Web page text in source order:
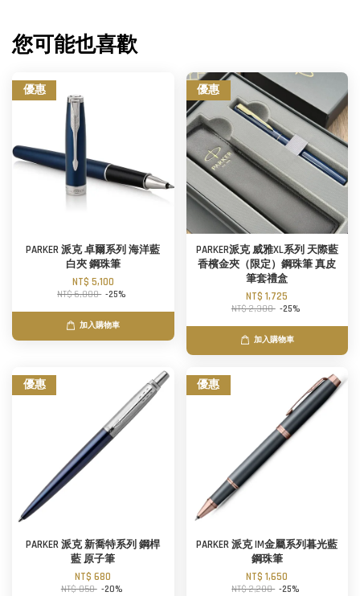
您可能也喜歡
優惠
PARKER 派克 卓爾系列 海洋藍
白夾 鋼珠筆
NT$ 5,100
NT$ 6,800 -25%
加入購物車
優惠
PARKER派克 威雅XL系列 天際藍
香檳金夾（限定）鋼珠筆 真皮
筆套禮盒
NT$ 1,725
NT$ 2,300 -25%
加入購物車
優惠
PARKER 派克 新喬特系列 鋼桿
藍 原子筆
NT$ 680
NT$ 850 -20%
優惠
PARKER 派克 IM金屬系列暮光藍
鋼珠筆
NT$ 1,650
NT$ 2,200 -25%